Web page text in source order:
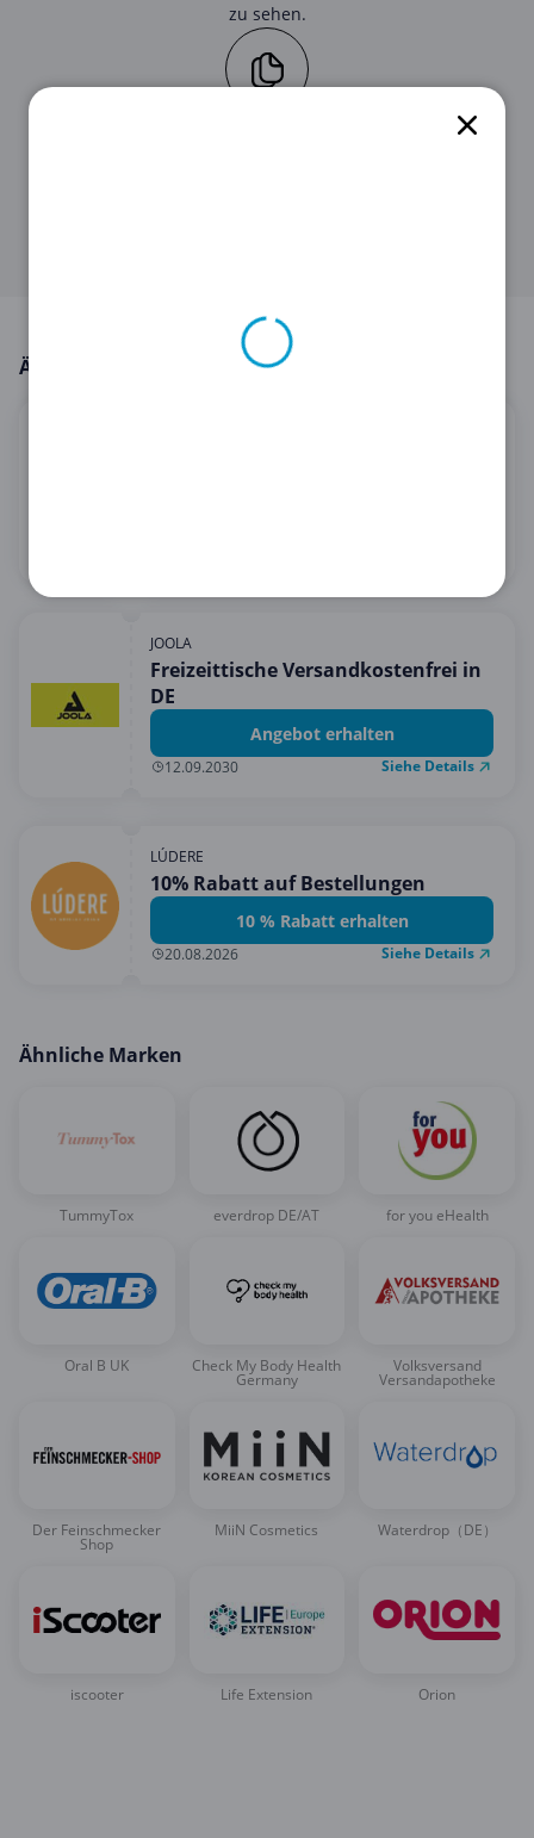
zu sehen.
Ähnliche Angebote
JOOLA
Freizeittische Versandkostenfrei in
DE
Angebot erhalten
12.09.2030 Siehe Details
LÚDERE
10% Rabatt auf Bestellungen
10 % Rabatt erhalten
20.08.2026 Siehe Details
Ähnliche Marken
TummyTox everdrop DE/AT for you eHealth
Oral B UK Check My Body Health
Germany
Volksversand
Versandapotheke
Der Feinschmecker
Shop
MiiN Cosmetics Waterdrop（DE）
iscooter Life Extension Orion